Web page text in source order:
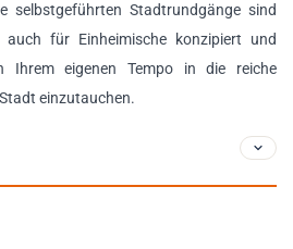
selbstgeführten Stadtrundgänge sind
für Einheimische konzipiert und
Ihrem eigenen Tempo in die reiche
einzutauchen.